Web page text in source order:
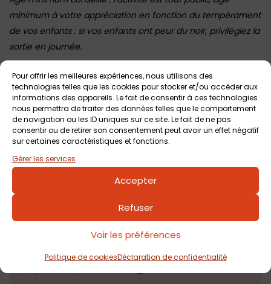
Pour offrir les meilleures expériences, nous utilisons des
technologies telles que les cookies pour stocker et/ou accéder aux
informations des appareils. Le fait de consentir à ces technologies
nous permettra de traiter des données telles que le comportement
de navigation ou les ID uniques sur ce site. Le fait de ne pas
consentir ou de retirer son consentement peut avoir un effet négatif
sur certaines caractéristiques et fonctions.
Gérer les services
Accepter
Refuser
Voir les préférences
Politique de cookiesDéclaration de confidentialité
minimum à votre appréciation en fonction du tempérament
de vos enfants : si vos enfants ont peur du noir, privilégiez la
sortie en journée.
Autres événementsà venir Voir tout
7 août 2026
Sortie nocturne au Pop Corn Labyrinthe de
Nantes